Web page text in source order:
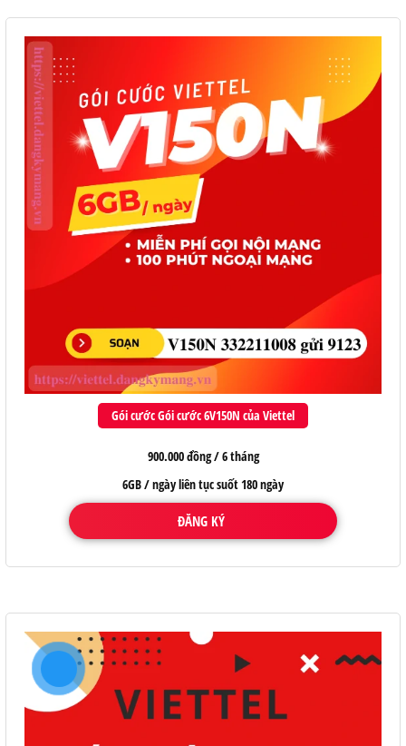
Gói cước Gói cước 6V150N của Viettel
900.000 đồng / 6 tháng
6GB / ngày liên tục suốt 180 ngày
ĐĂNG KÝ